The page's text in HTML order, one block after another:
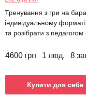
Тренування з гри на
індивідуальному
та розібрати з
4600 грн 1 люд. 8
Купити для себе